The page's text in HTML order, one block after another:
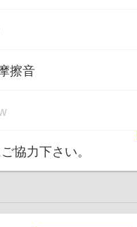
擦音
協力下さい。